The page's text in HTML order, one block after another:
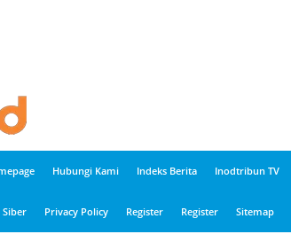
Hubungi Kami Indeks Berita Inodtribun TV
Siber Privacy Policy Register Register Sitemap